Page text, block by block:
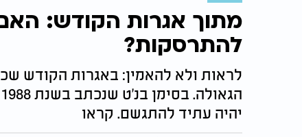
מתוך אגרות הקודש:
להתרסקות?
לראות ולא להאמין: באגרות הקודש
יהיה עתיד להתגשם. קראו